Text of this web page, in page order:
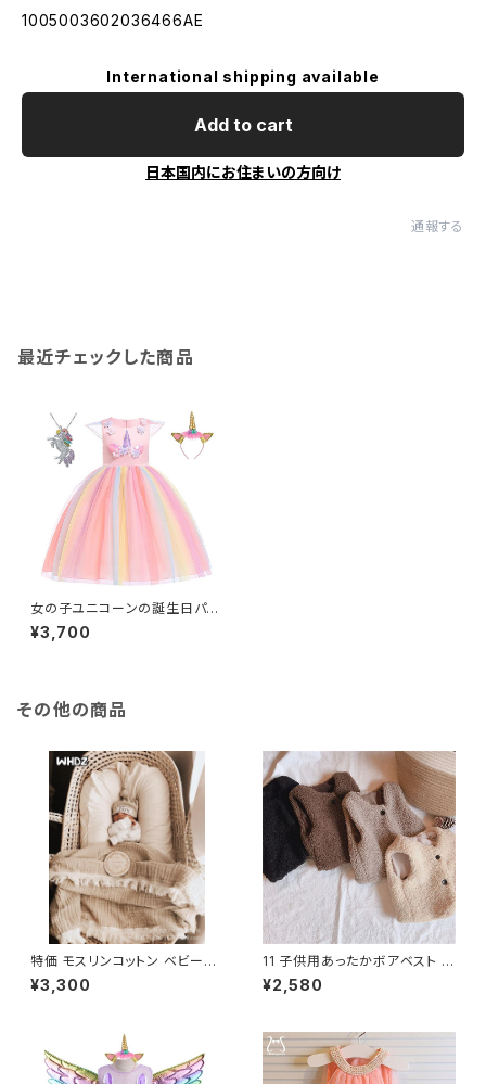
1005003602036466AE
International shipping available
Add to cart
日本国内にお住まいの方向け
通報する
最近チェックした商品
女の子ユニコーンの誕生日パー
ティードレスキッズレインボーフ
ラワードレスユニコーンヘッドバ
¥3,700
その他の商品
特価 モスリンコットン ベビーブ
ランケット フリンジ テルブランケ
ットおくるみ ワープベッド ベビ
¥3,300
11 子供用あったかボアベスト V
ネック・前開きタイプ
¥2,580